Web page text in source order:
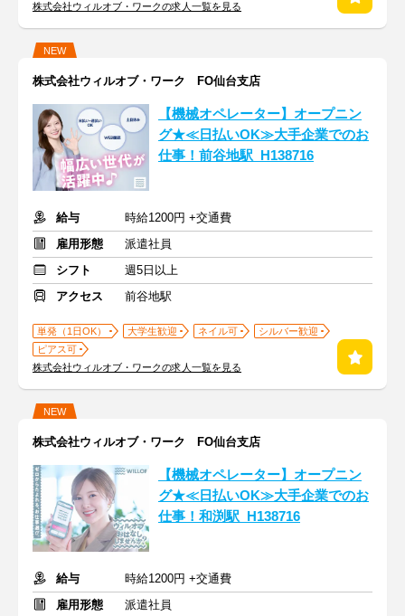
株式会社ウィルオブ・ワークの求人一覧を見る
NEW
株式会社ウィルオブ・ワーク FO仙台支店
【機械オペレーター】オープニン
グ★≪日払いOK≫大手企業でのお
仕事！前谷地駅_H138716
給与
時給1200円 +交通費
雇用形態
派遣社員
シフト
週5日以上
アクセス
前谷地駅
単発（1日OK） 大学生歓迎 ネイル可
シルバー歓迎
ピアス可
株式会社ウィルオブ・ワークの求人一覧を見る
NEW
株式会社ウィルオブ・ワーク FO仙台支店
【機械オペレーター】オープニン
グ★≪日払いOK≫大手企業でのお
仕事！和渕駅_H138716
給与
時給1200円 +交通費
雇用形態
派遣社員